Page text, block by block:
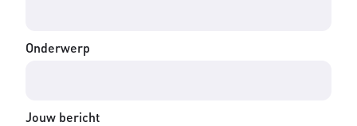
Onderwerp
Jouw bericht